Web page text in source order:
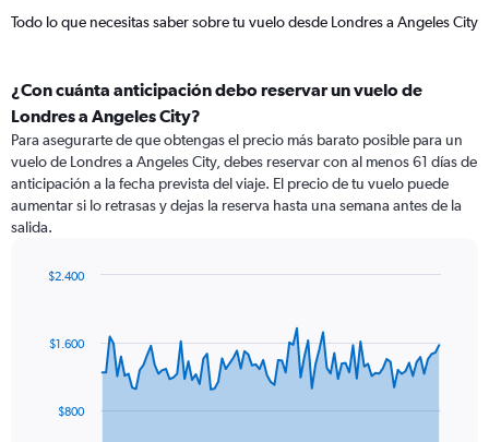
Todo lo que necesitas saber sobre tu vuelo desde Londres a Angeles City
¿Con cuánta anticipación debo reservar un vuelo de
Londres a Angeles City?
Para asegurarte de que obtengas el precio más barato posible para un
vuelo de Londres a Angeles City, debes reservar con al menos 61 días de
anticipación a la fecha prevista del viaje. El precio de tu vuelo puede
aumentar si lo retrasas y dejas la reserva hasta una semana antes de la
salida.
data
The$800
$1.600
$2.400